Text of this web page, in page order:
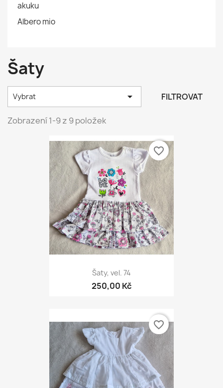
akuku
Albero mio
Šaty
Vybrat  FILTROVAT
Zobrazení 1-9 z 9 položek
Šaty, vel. 74
250,00 Kč
favorite_border
favorite_border